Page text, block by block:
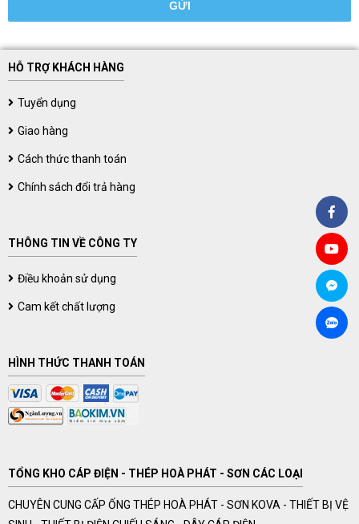
HỖ TRỢ KHÁCH HÀNG
Tuyển dụng
Giao hàng
Cách thức thanh toán
Chính sách đổi trả hàng
THÔNG TIN VỀ CÔNG TY
Điều khoản sử dụng
Cam kết chất lượng
HÌNH THỨC THANH TOÁN
TỔNG KHO CÁP ĐIỆN - THÉP HOÀ PHÁT - SƠN CÁC LOẠI
CHUYÊN CUNG CẤP ỐNG THÉP HOÀ PHÁT - SƠN KOVA - THIẾT BỊ VỆ